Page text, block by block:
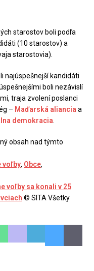
starostov boli podľa
(10 starostov) a
starostovia).
najúspešnejší kandidáti
boli nezávislí
traja zvolení poslanci
– Maďarská aliancia a
demokracia
obsah nad týmto
voľby, Obce,
voľby sa konali v 25
© SITA Všetky